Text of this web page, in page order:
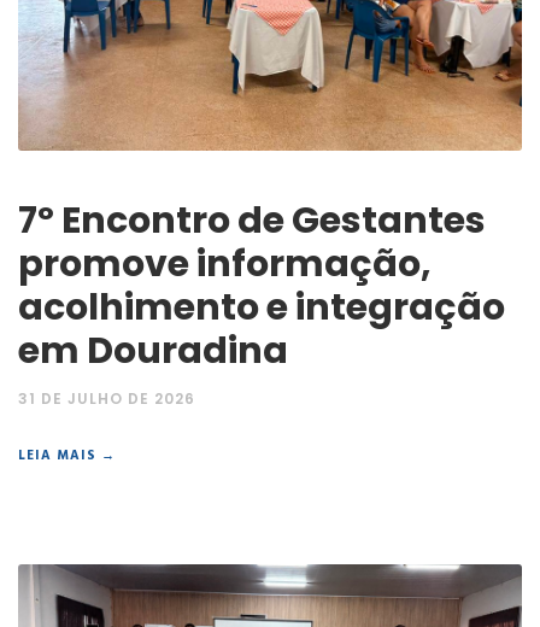
7º Encontro de Gestantes
promove informação,
acolhimento e integração
em Douradina
31 DE JULHO DE 2026
LEIA MAIS →